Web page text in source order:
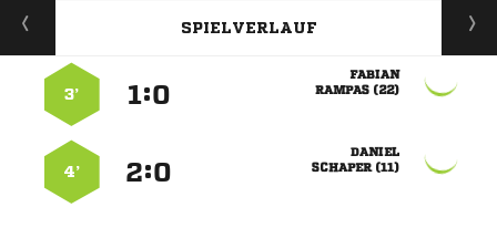
SPIELVERLAUF

 
:
3’

 
:
4’